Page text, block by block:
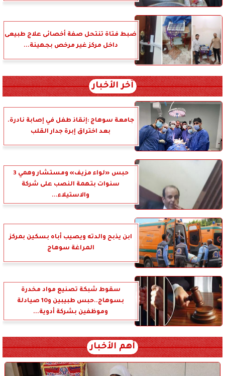
ضبط فتاة تنتحل صفة أخصائى علاج طبيعى
داخل مركز غير مرخص بجهينة...
آخر الأخبار
جامعة سوهاج :إنقاذ طفل في إصابة نادرة.
بعد اختراق إبرة جدار القلب
حبس «لواء مزيف» ومستشار وهمي 3
سنوات بتهمة النصب على شركة
والاستيلاء...
ابن يذبح والدته ويصيب أباه بسكين بمركز
المراغة سوهاج
سقوط شبكة تصنيع مواد مخدرة
بسوهاج..حبس طبيبين و10 صيادلة
وموظفين بشركة أدوية...
أهم الأخبار